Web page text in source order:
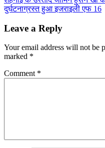
navigation
दुर्घटनाग्रस्त हुआ इजराइली एफ 16
Leave a Reply
Your email address will not be
marked *
Comment *